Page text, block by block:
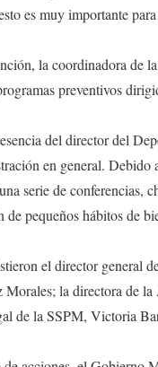
es muy importante
la coordinadora de
preventivos
del director del
en general. Debido
serie de conferencias,
pequeños hábitos de
el director general
la directora de
de la SSPM, Victoria